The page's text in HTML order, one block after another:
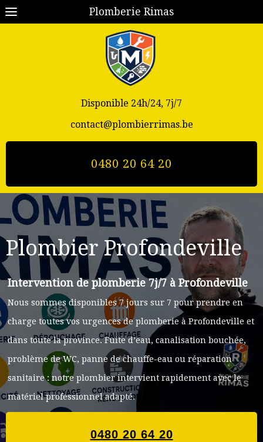
Plomberie Rimas
Disponible 24h/24, 7j/7
contact@plombierrimas.be
0480 20 64 20
Plombier Profondeville
Intervention de plomberie 7j/7 à Profondeville
Nous sommes disponibles 7 jours sur 7 pour prendre en
charge toutes vos urgences de plomberie à Profondeville et
dans toute la province. Fuite d’eau, canalisation bouchée,
problème de WC, panne de chauffe-eau ou réparation
sanitaire : notre plombier intervient rapidement avec le
matériel professionnel adapté.
0480 20 64 20